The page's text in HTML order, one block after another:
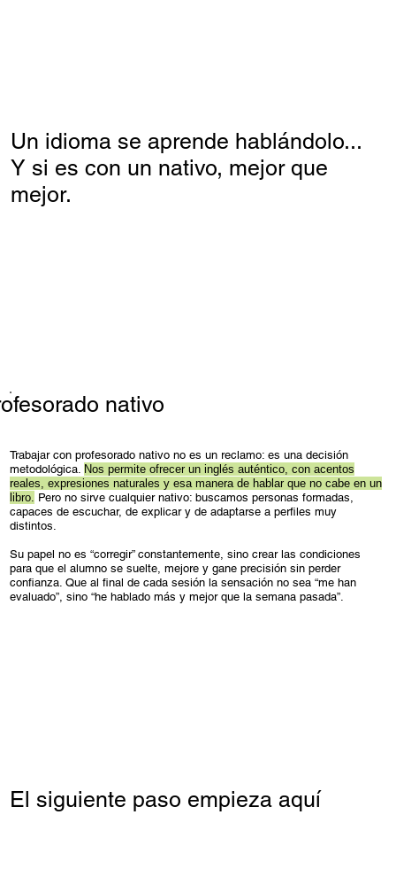
Un idioma se aprende hablándolo...
Y si es con un nativo, mejor que
mejor.
nativo
Trabajar con profesorado nativo no es un reclamo: es una decisión
metodológica. Nos permite ofrecer un inglés auténtico, con acentos
reales, expresiones naturales y esa manera de hablar que no cabe en un
libro. Pero no sirve cualquier nativo: buscamos personas formadas,
capaces de escuchar, de explicar y de adaptarse a perfiles muy
distintos.
Su papel no es “corregir” constantemente, sino crear las condiciones
para que el alumno se suelte, mejore y gane precisión sin perder
confianza. Que al final de cada sesión la sensación no sea “me han
evaluado”, sino “he hablado más y mejor que la semana pasada”.
El siguiente paso empieza aquí